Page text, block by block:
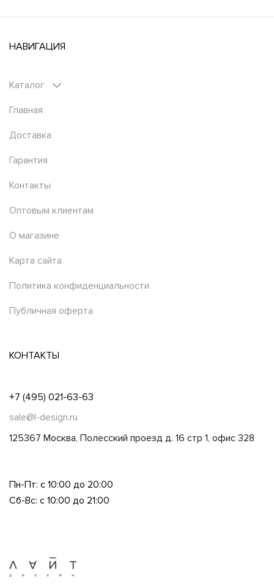
НАВИГАЦИЯ
Каталог
Главная
Доставка
Гарантия
Контакты
Оптовым клиентам
О магазине
Карта сайта
Политика конфиденциальности
Публичная оферта
КОНТАКТЫ
+7 (495) 021-63-63
sale@l-design.ru
125367 Москва, Полесский проезд д. 16 стр 1, офис 328
Пн-Пт: с 10:00 до 20:00
Сб-Вс: с 10:00 до 21:00